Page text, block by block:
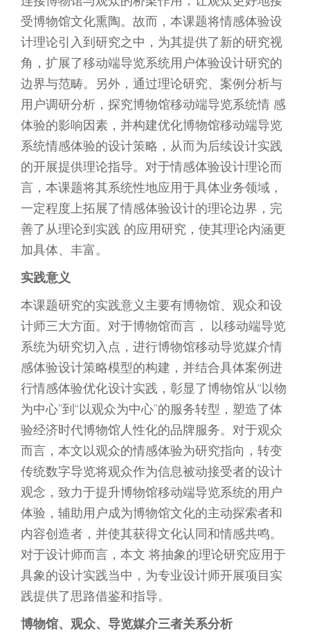
受博物馆文化熏陶。故而，本课题将情感体验设
计理论引入到研究之中，为其提供了新的研究视
角，扩展了移动端导览系统用户体验设计研究的
边界与范畴。另外，通过理论研究、案例分析与
用户调研分析，探究博物馆移动端导览系统情 感
体验的影响因素，并构建优化博物馆移动端导览
系统情感体验的设计策略，从而为后续设计实践
的开展提供理论指导。对于情感体验设计理论而
言，本课题将其系统性地应用于具体业务领域，
一定程度上拓展了情感体验设计的理论边界，完
善了从理论到实践 的应用研究，使其理论内涵更
加具体、丰富。
实践意义
本课题研究的实践意义主要有博物馆、观众和设
计师三大方面。对于博物馆而言， 以移动端导览
系统为研究切入点，进行博物馆移动导览媒介情
感体验设计策略模型的构建，并结合具体案例进
行情感体验优化设计实践，彰显了博物馆从“以物
为中心”到“以观众为中心”的服务转型，塑造了体
验经济时代博物馆人性化的品牌服务。对于观众
而言，本文以观众的情感体验为研究指向，转变
传统数字导览将观众作为信息被动接受者的设计
观念，致力于提升博物馆移动端导览系统的用户
体验，辅助用户成为博物馆文化的主动探索者和
内容创造者，并使其获得文化认同和情感共鸣。
对于设计师而言，本文 将抽象的理论研究应用于
具象的设计实践当中，为专业设计师开展项目实
践提供了思路借鉴和指导。
博物馆、观众、导览媒介三者关系分析